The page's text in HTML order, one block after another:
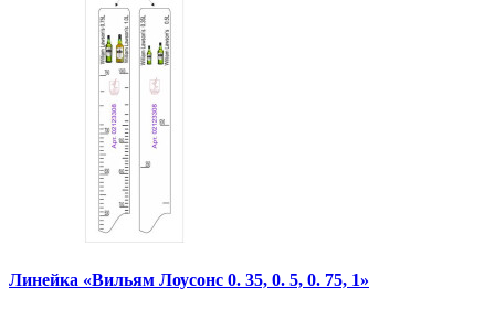
Линейка «Вильям Лоусонс 0. 35, 0. 5, 0. 75, 1»